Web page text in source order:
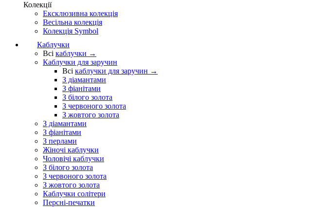
Колекції
Ексклюзивна колекція
Весільна колекція
Колекція Symbol
Каблучки
Всі каблучки →
Каблучки для заручин
Всі каблучки для заручин →
З діамантами
З фіанітами
З білого золота
З червоного золота
З жовтого золота
З діамантами
З фіанітами
З перлами
Жіночі каблучки
Чоловічі каблучки
З білого золота
З червоного золота
З жовтого золота
Каблучки солітери
Персні-печатки